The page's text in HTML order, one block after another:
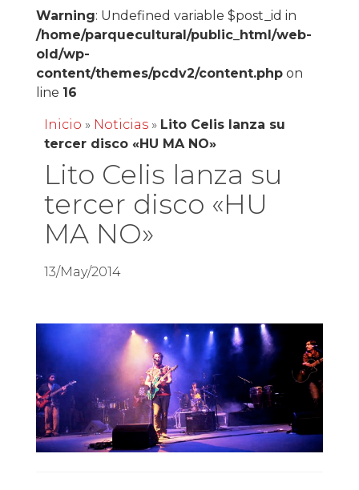
Warning: Undefined variable $post_id in
/home/parquecultural/public_html/web-
old/wp-
content/themes/pcdv2/content.phpon
line 16
Inicio » Noticias» Lito Celis lanza su
tercer disco «HU MA NO»
Lito Celis lanza su
tercer disco «HU
MA NO»
13/May/2014